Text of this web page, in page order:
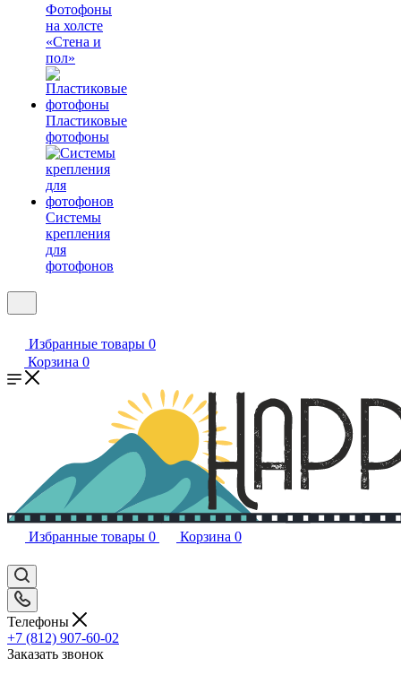
Фотофоны
на холсте
«Стена и
пол»
Пластиковые
фотофоны
Системы
крепления
для
фотофонов
Избранные товары 0
Корзина 0
Избранные товары 0 Корзина 0
Телефоны
+7 (812) 907-60-02
Заказать звонок